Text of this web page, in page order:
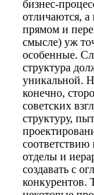
бизнес-
отличаются, а
прямом и
смысле) уж
особенные.
структура
уникальной.
конечно,
советских
структуру,
соответствию
отделы и
создавать с
конкурентов.